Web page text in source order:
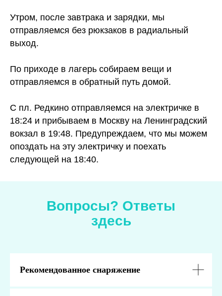
Утром, после завтрака и зарядки, мы
отправляемся без рюкзаков в радиальный
выход.
По приходе в лагерь собираем вещи и
отправляемся в обратный путь домой.
С пл. Редкино отправляемся на электричке в
18:24 и прибываем в Москву на Ленинградский
вокзал в 19:48. Предупреждаем, что мы можем
опоздать на эту электричку и поехать
следующей на 18:40.
Вопросы? Ответы
здесь
Рекомендованное снаряжение